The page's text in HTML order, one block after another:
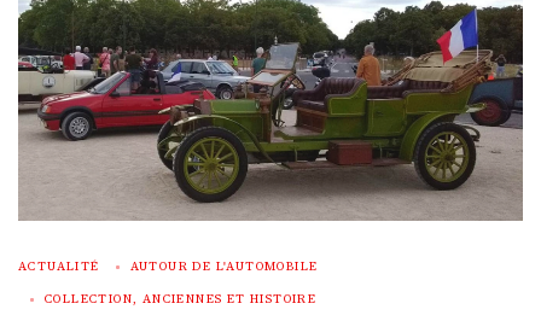
ACTUALITÉ AUTOUR DE L'AUTOMOBILE
COLLECTION, ANCIENNES ET HISTOIRE